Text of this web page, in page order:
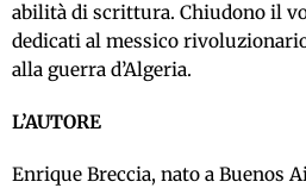
abilità di scrittura. Chiudono il
dedicati al messico
alla guerra d’Algeria.
L’AUTORE
Enrique Breccia, nato a Buenos